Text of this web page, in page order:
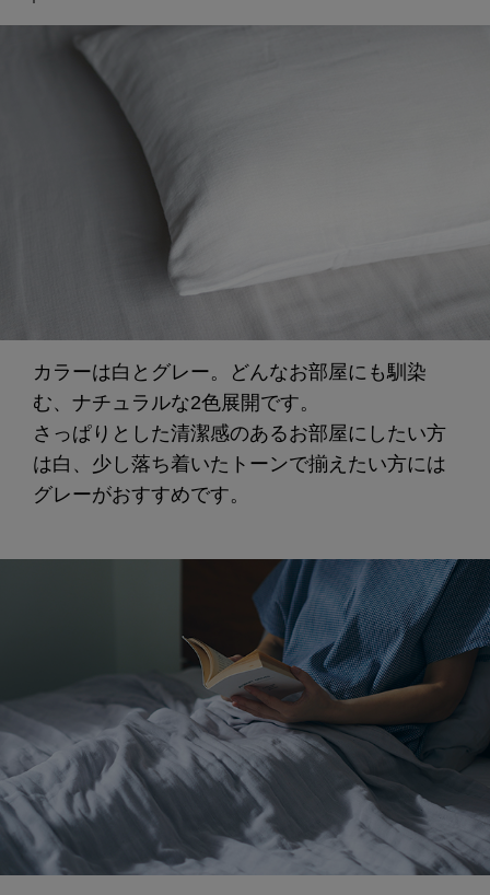
カラーは白とグレー。どんなお部屋にも馴染
む、ナチュラルな2色展開です。
さっぱりとした清潔感のあるお部屋にしたい方
は白、少し落ち着いたトーンで揃えたい方には
グレーがおすすめです。